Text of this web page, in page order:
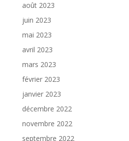
août 2023
juin 2023
mai 2023
avril 2023
mars 2023
février 2023
janvier 2023
décembre 2022
novembre 2022
septembre 2022